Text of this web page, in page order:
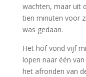
wachten, maar uit
tien minuten voor
was gedaan.
Het hof vond vijf
lopen naar één
het afronden van